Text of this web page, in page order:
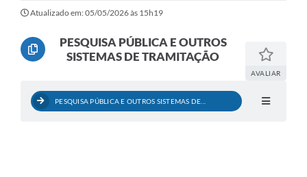
Atualizado em: 05/05/2026 às 15h19
PESQUISA PÚBLICA E OUTROS
SISTEMAS DE TRAMITAÇÃO
AVALIAR
PESQUISA PÚBLICA E OUTROS SISTEMAS DE...